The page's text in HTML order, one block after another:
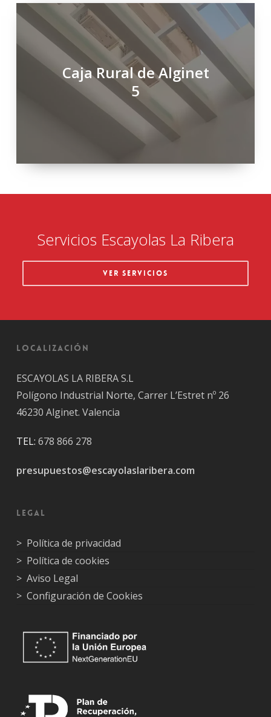
Caja Rural de Alginet
5
Servicios Escayolas La Ribera
VER SERVICIOS
Localización
ESCAYOLAS LA RIBERA S.L
Polígono Industrial Norte, Carrer L’Estret nº 26
46230 Alginet. Valencia
TEL: 678 866 278
presupuestos@escayolaslaribera.com
Legal
> Política de privacidad
> Política de cookies
> Aviso Legal
> Configuración de Cookies